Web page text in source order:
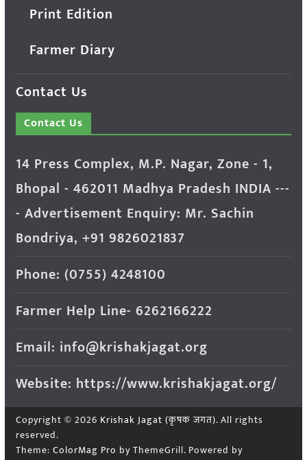
Print Edition
Farmer Diary
Contact Us
Contact Us
14 Press Complex, M.P. Nagar, Zone - 1,
Bhopal - 462011 Madhya Pradesh INDIA ---
- Advertisement Enquiry: Mr. Sachin
Bondriya, +91 9826021837
Phone: (0755) 4248100
Farmer Help Line- 6262166222
Email: info@krishakjagat.org
Website: https://www.krishakjagat.org/
Copyright © 2026 Krishak Jagat (कृषक जगत). All rights
reserved.
Theme: ColorMag Pro by ThemeGrill. Powered by